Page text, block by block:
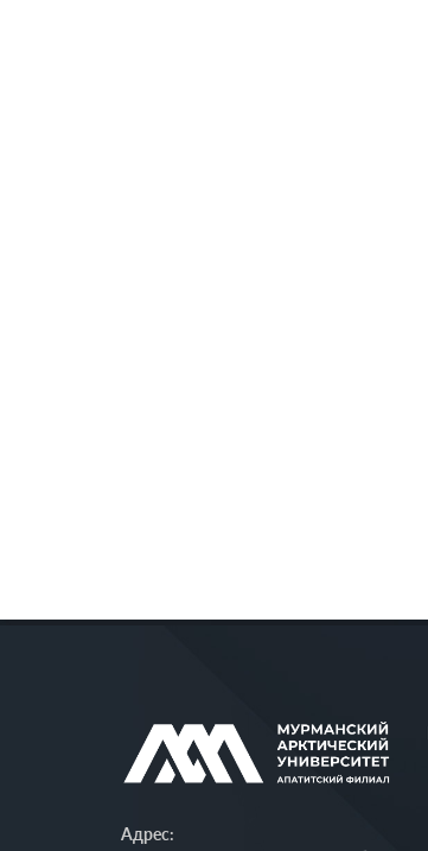
Адрес: